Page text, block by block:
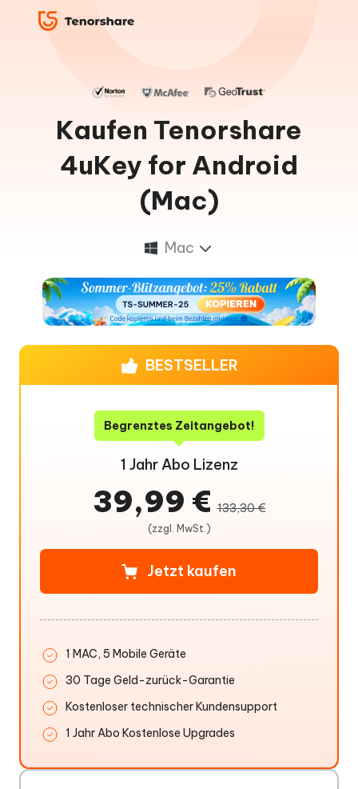
Kaufen Tenorshare
4uKey for Android
(Mac)
Mac
BESTSELLER
Begrenztes Zeitangebot!
1 Jahr Abo Lizenz
39,99 €133,30 €
(zzgl. MwSt.)
Jetzt kaufen
1 MAC, 5 Mobile Geräte
30 Tage Geld-zurück-Garantie
Kostenloser technischer Kundensupport
1 Jahr Abo Kostenlose Upgrades